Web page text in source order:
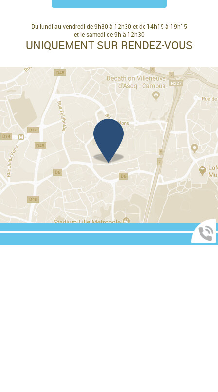
Du lundi au vendredi de 9h30 à 12h30 et de 14h15 à 19h15
et le samedi de 9h à 12h30
UNIQUEMENT SUR RENDEZ-VOUS